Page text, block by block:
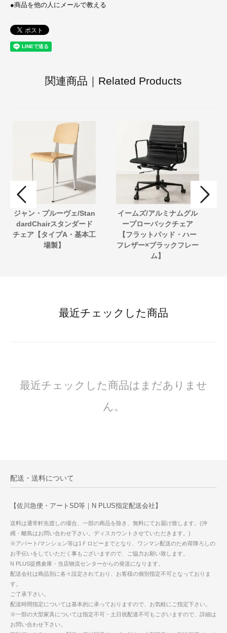
●商品を他の人にメールで教える
関連商品｜Related Products
ジャン・プルーヴェ/Stan
dardChairスタンダード
チェア【タイプA・基本工
場製】
イームズ/アルミナムグル
ープローバックチェア
【フラットパッド・ハー
フレザー×ブラックフレー
ム】
最近チェックした商品
最近チェックした商品はまだありませ
ん。
配送・送料について
【佐川急便・アートSD等｜N PLUS指定配送会社】
送料は通常軒先渡しの場合、一部の商品を除き、無料にてお届け致します。(沖
縄・離島はお問い合わせ下さい。ディスカウントさせていただきます。)
※アパート/マンション等は1Ｆロビーまでとなり、ワンマン配送のため荷降ろしの
お手伝いをしていただく事もございますので、ご協力お願い致します。
N PLUS提携倉庫・当店物流センターからの発送になります。
配送会社は商品別に各々設定されており、お客様の個別指定不可となっておりま
す。
ご了承下さい。
配送時間指定については基本的に承っておりますので、お気軽にご指定下さい。
※一部の大型家具については指定不可・土日祝配達不可もございますので、詳細は
お問い合わせ下さい。